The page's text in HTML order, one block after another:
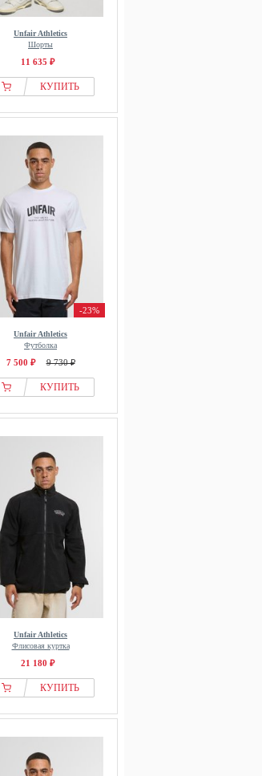
Unfair Athletics
Шорты
11 635 ₽
КУПИТЬ
-23%
Unfair Athletics
Футболка
7 500 ₽ 9 730 ₽
КУПИТЬ
Unfair Athletics
Флисовая куртка
21 180 ₽
КУПИТЬ